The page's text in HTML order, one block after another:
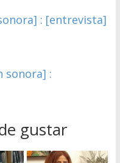
: [entrevista]
sonora] :
gustar